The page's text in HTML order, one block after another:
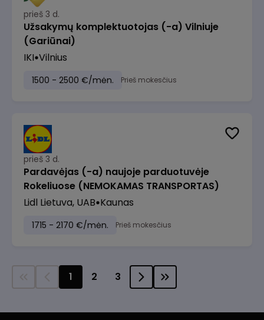
prieš 3 d.
Užsakymų komplektuotojas (-a) Vilniuje
(Gariūnai)
IKI Vilnius
1500 - 2500 €/mėn. Prieš mokesčius
prieš 3 d.
Pardavėjas (-a) naujoje parduotuvėje
Rokeliuose (NEMOKAMAS TRANSPORTAS)
Lidl Lietuva, UAB Kaunas
1715 - 2170 €/mėn. Prieš mokesčius
1 2 3